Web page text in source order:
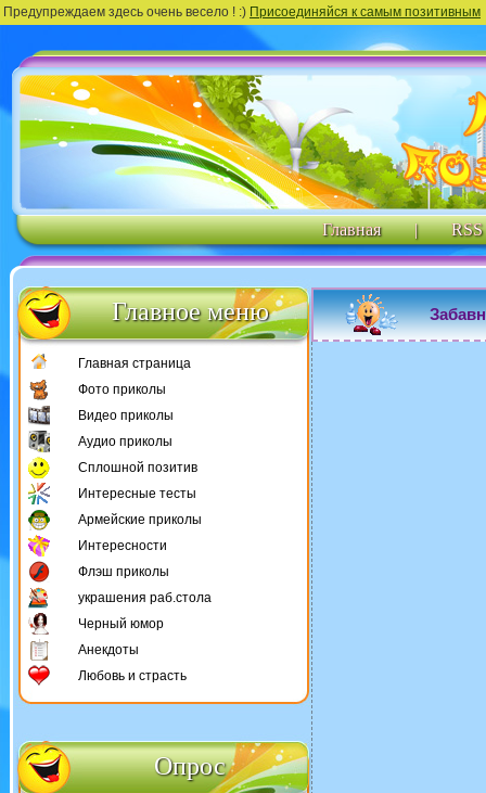
Предупреждаем здесь очень весело ! :) Присоединяйся к самым позитивным
Главная | RSS
Главное меню
Главная страница
Фото приколы
Видео приколы
Аудио приколы
Сплошной позитив
Интересные тесты
Армейские приколы
Интересности
Флэш приколы
украшения раб.стола
Черный юмор
Анекдоты
Любовь и страсть
Опрос